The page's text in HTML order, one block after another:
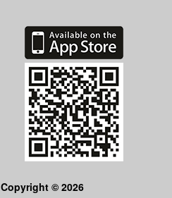
Copyright © 2026